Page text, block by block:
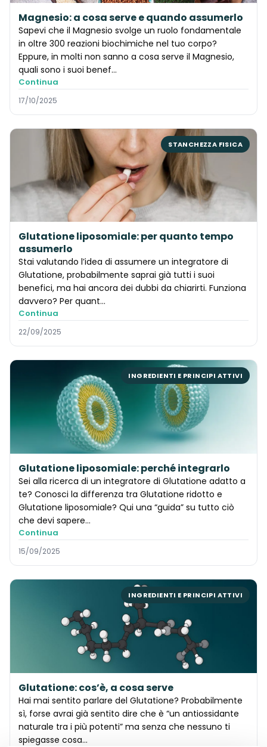
Magnesio: a cosa serve e quando assumerlo
Sapevi che il Magnesio svolge un ruolo fondamentale
in oltre 300 reazioni biochimiche nel tuo corpo?
Eppure, in molti non sanno a cosa serve il Magnesio,
quali sono i suoi benef…
Continua
17/10/2025
STANCHEZZA FISICA
Glutatione liposomiale: per quanto tempo
assumerlo
Stai valutando l’idea di assumere un integratore di
Glutatione, probabilmente saprai già tutti i suoi
benefici, ma hai ancora dei dubbi da chiarirti. Funziona
davvero? Per quant…
Continua
22/09/2025
INGREDIENTI E PRINCIPI ATTIVI
Glutatione liposomiale: perché integrarlo
Sei alla ricerca di un integratore di Glutatione adatto a
te? Conosci la differenza tra Glutatione ridotto e
Glutatione liposomiale? Qui una “guida” su tutto ciò
che devi sapere…
Continua
15/09/2025
INGREDIENTI E PRINCIPI ATTIVI
Glutatione: cos’è, a cosa serve
Hai mai sentito parlare del Glutatione? Probabilmente
sì, forse avrai già sentito dire che è “un antiossidante
naturale tra i più potenti” ma senza che nessuno ti
spiegasse cosa...